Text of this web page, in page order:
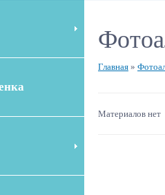
Главная »
Материалов нет